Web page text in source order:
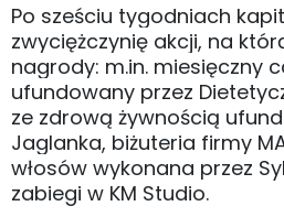
Po sześciu tygodniach
zwyciężczynię akcji, na
nagrody: m.in. miesięczny
ufundowany przez
ze zdrową żywnością
Jaglanka, biżuteria firmy
włosów wykonana przez
zabiegi w KM Studio.